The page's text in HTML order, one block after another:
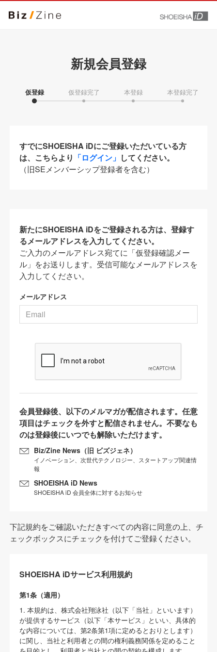
新規会員登録
仮登録 仮登録完了 本登録 本登録完了
すでにSHOEISHA iDにご登録いただいている方
は、こちらより 「ログイン」 してください。
（旧SEメンバーシップ登録者を含む）
新たにSHOEISHA iDをご登録される方は、登録す
るメールアドレスを入力してください。
ご入力のメールアドレス宛てに「仮登録確認メー
ル」をお送りします。受信可能なメールアドレスを
入力してください。
メールアドレス
会員登録後、以下のメルマガが配信されます。任意
項目はチェックを外すと配信されません。不要なも
のは登録後にいつでも解除いただけます。
Biz/Zine News（旧 ビズジェネ）
イノベーション、次世代テクノロジー、スタートアップ関連情
報
SHOEISHA iD News
SHOEISHA iD 会員全体に対するお知らせ
下記規約をご確認いただきすべての内容に同意の上、チ
ェックボックスにチェックを付けてご登録ください。
SHOEISHA iDサービス利用規約
第1条（適用）
1. 本規約は、株式会社翔泳社（以下「当社」といいます）
が提供するサービス（以下「本サービス」といい、具体的
な内容については、第2条第1項に定めるとおりとします）
に関し、当社と利用者との間の権利義務関係を定めること